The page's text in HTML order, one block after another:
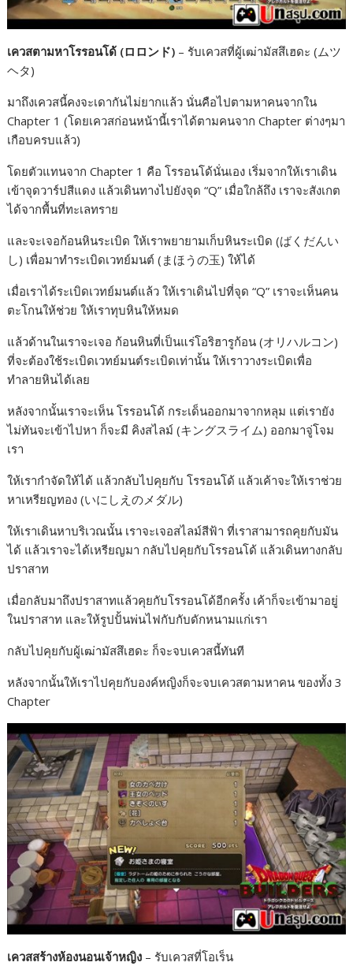
เควสตามหาโรรอนโด้ (ロロンド) – รับเควสที่ผู้เฒ่ามัสสึเฮดะ (ムツ
ヘタ)
มาถึงเควสนี้คงจะเดากันไม่ยากแล้ว นั่นคือไปตามหาคนจากใน
Chapter 1 (โดยเควสก่อนหน้านี้เราได้ตามคนจาก Chapter ต่างๆมา
เกือบครบแล้ว)
โดยตัวแทนจาก Chapter 1 คือ โรรอนโด้นั่นเอง เริ่มจากให้เราเดิน
เข้าจุดวาร์ปสีแดง แล้วเดินทางไปยังจุด “Q” เมื่อใกล้ถึง เราจะสังเกต
ได้จากพื้นที่ทะเลทราย
และจะเจอก้อนหินระเบิด ให้เราพยายามเก็บหินระเบิด (ばくだんい
し) เพื่อมาทำระเบิดเวทย์มนต์ (まほうの玉) ให้ได้
เมื่อเราได้ระเบิดเวทย์มนต์แล้ว ให้เราเดินไปที่จุด “Q” เราจะเห็นคน
ตะโกนให้ช่วย ให้เราทุบหินให้หมด
แล้วด้านในเราจะเจอ ก้อนหินที่เป็นแร่โอริฮารูก้อน (オリハルコン)
ที่จะต้องใช้ระเบิดเวทย์มนต์ระเบิดเท่านั้น ให้เราวางระเบิดเพื่อ
ทำลายหินได้เลย
หลังจากนั้นเราจะเห็น โรรอนโด้ กระเด็นออกมาจากหลุม แต่เรายัง
ไม่ทันจะเข้าไปหา ก็จะมี คิงสไลม์ (キングスライム) ออกมาจู่โจม
เรา
ให้เรากำจัดให้ได้ แล้วกลับไปคุยกับ โรรอนโด้ แล้วเค้าจะให้เราช่วย
หาเหรียญทอง (いにしえのメダル)
ให้เราเดินหาบริเวณนั้น เราจะเจอสไลม์สีฟ้า ที่เราสามารถคุยกับมัน
ได้ แล้วเราจะได้เหรียญมา กลับไปคุยกับโรรอนโด้ แล้วเดินทางกลับ
ปราสาท
เมื่อกลับมาถึงปราสาทแล้วคุยกับโรรอนโด้อีกครั้ง เค้าก็จะเข้ามาอยู่
ในปราสาท และให้รูปปั้นพ่นไฟกับกับดักหนามแก่เรา
กลับไปคุยกับผู้เฒ่ามัสสึเฮดะ ก็จะจบเควสนี้ทันที
หลังจากนั้นให้เราไปคุยกับองค์หญิงก็จะจบเควสตามหาคน ของทั้ง 3
Chapter
เควสสร้างห้องนอนเจ้าหญิง – รับเควสที่โอเร็น